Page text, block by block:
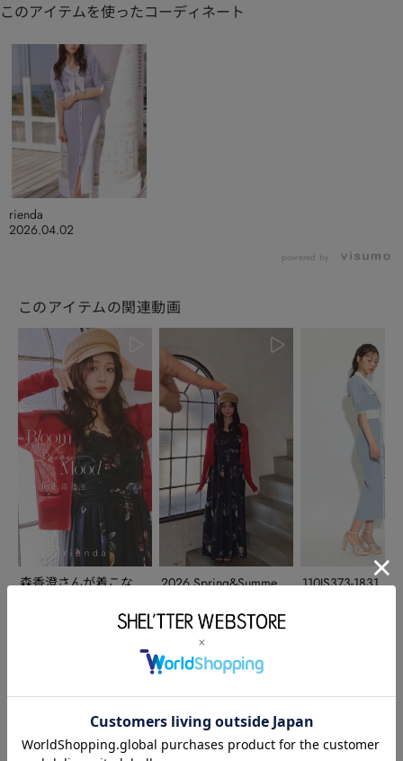
このアイテムを使ったコーディネート
2026.04.02
rienda
powered by
このアイテムの関連動画
森香澄さんが着こなす
2026 Spring&Summer
110JS373-
このアイテムを使ったスタッフコーディネート